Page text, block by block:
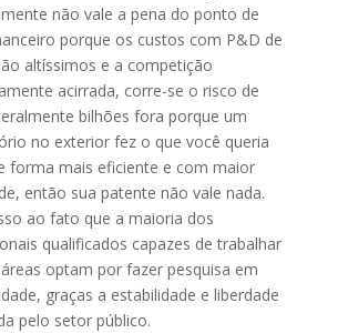
não vale a pena do ponto de
porque os custos com P&D de
altíssimos e a competição
acirrada, corre-se o risco de
bilhões fora porque um
no exterior fez o que você queria
forma mais eficiente e com maior
então sua patente não vale nada.
ao fato que a maioria dos
qualificados capazes de trabalhar
optam por fazer pesquisa em
graças a estabilidade e liberdade
pelo setor público.